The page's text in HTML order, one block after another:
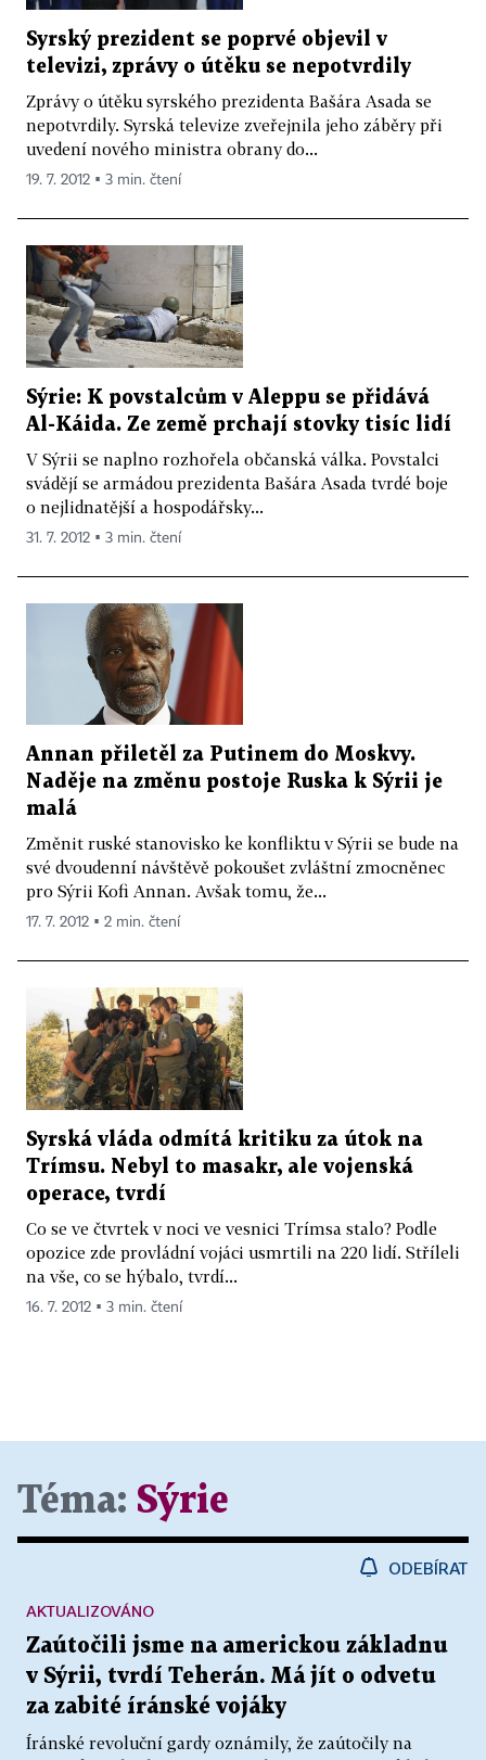
Syrský prezident se poprvé objevil v
televizi, zprávy o útěku se nepotvrdily
Zprávy o útěku syrského prezidenta Bašára Asada se
nepotvrdily. Syrská televize zveřejnila jeho záběry při
uvedení nového ministra obrany do...
19. 7. 2012 ▪ 3 min. čtení
Sýrie: K povstalcům v Aleppu se přidává
Al-Káida. Ze země prchají stovky tisíc lidí
V Sýrii se naplno rozhořela občanská válka. Povstalci
svádějí se armádou prezidenta Bašára Asada tvrdé boje
o nejlidnatější a hospodářsky...
31. 7. 2012 ▪ 3 min. čtení
Annan přiletěl za Putinem do Moskvy.
Naděje na změnu postoje Ruska k Sýrii je
malá
Změnit ruské stanovisko ke konfliktu v Sýrii se bude na
své dvoudenní návštěvě pokoušet zvláštní zmocněnec
pro Sýrii Kofi Annan. Avšak tomu, že...
17. 7. 2012 ▪ 2 min. čtení
Syrská vláda odmítá kritiku za útok na
Trímsu. Nebyl to masakr, ale vojenská
operace, tvrdí
Co se ve čtvrtek v noci ve vesnici Trímsa stalo? Podle
opozice zde provládní vojáci usmrtili na 220 lidí. Stříleli
na vše, co se hýbalo, tvrdí...
16. 7. 2012 ▪ 3 min. čtení
Téma: Sýrie
ODEBÍRAT
Zaútočili jsme na americkou základnu
v Sýrii, tvrdí Teherán. Má jít o odvetu
za zabité íránské vojáky
Íránské revoluční gardy oznámily, že zaútočily na
AKTUALIZOVÁNO